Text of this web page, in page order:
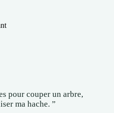
pour couper un arbre,
ma hache. ”